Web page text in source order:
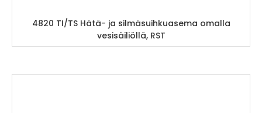
4820 TI/TS Hätä- ja silmäsuihkuasema omalla
vesisäiliöllä, RST